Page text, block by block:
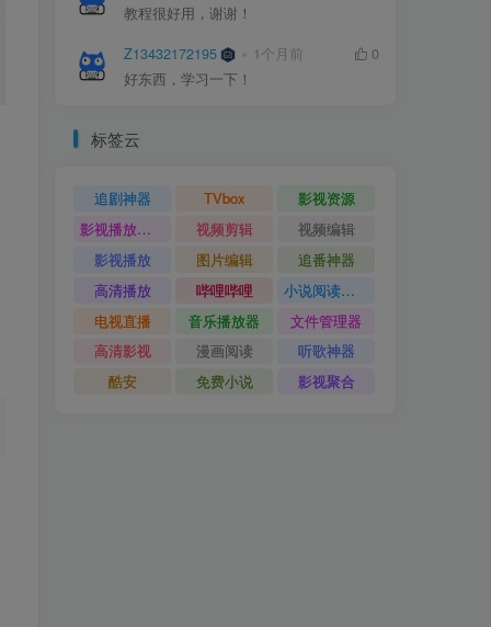
教程很好用，谢谢！
Z13432172195 1个月前
0
好东西，学习一下！
标签云
追剧神器 TVbox
影视资源
影视播放神器
视频剪辑
视频编辑
影视播放
图片编辑
追番神器
高清播放
哔哩哔哩
小说阅读神器
电视直播
音乐播放器
文件管理器
高清影视
漫画阅读
听歌神器
酷安
免费小说 影视聚合